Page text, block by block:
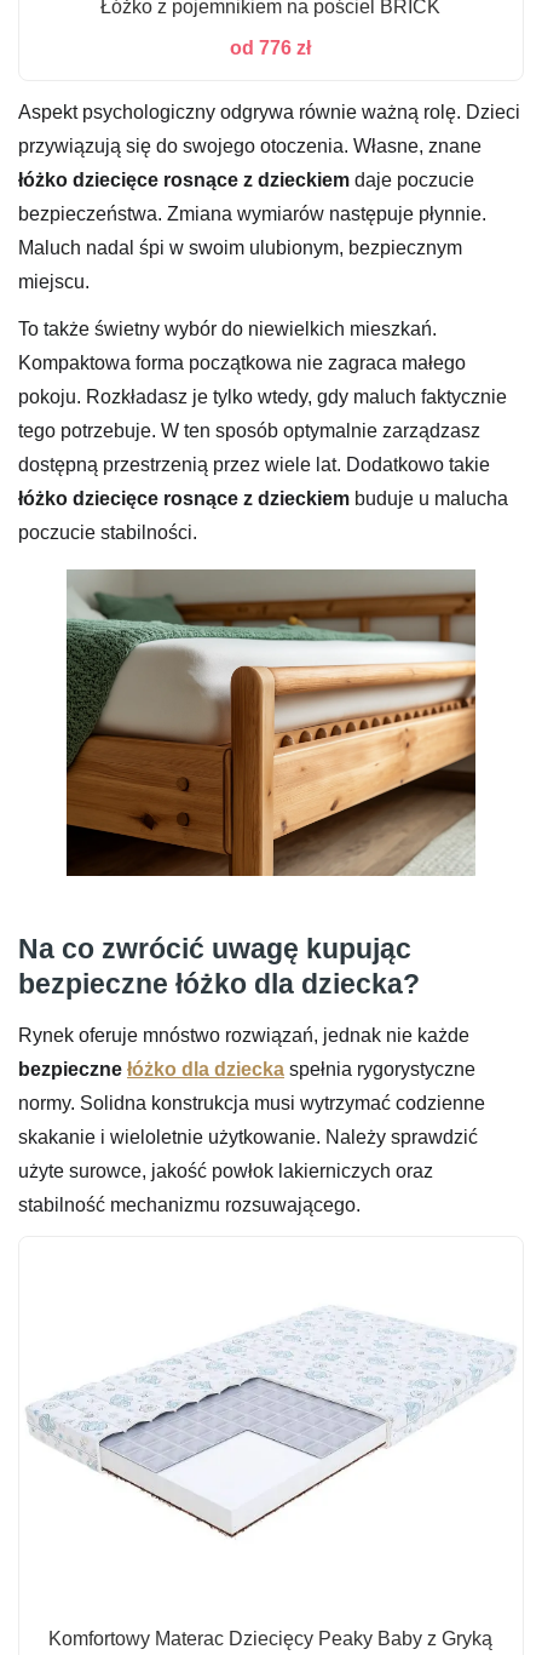
Łóżko z pojemnikiem na pościel BRICK
od776zł
Aspekt psychologiczny odgrywa równie ważną rolę. Dzieci
przywiązują się do swojego otoczenia. Własne, znane
łóżko dziecięce rosnące z dzieckiem daje poczucie
bezpieczeństwa. Zmiana wymiarów następuje płynnie.
Maluch nadal śpi w swoim ulubionym, bezpiecznym
miejscu.
To także świetny wybór do niewielkich mieszkań.
Kompaktowa forma początkowa nie zagraca małego
pokoju. Rozkładasz je tylko wtedy, gdy maluch faktycznie
tego potrzebuje. W ten sposób optymalnie zarządzasz
dostępną przestrzenią przez wiele lat. Dodatkowo takie
łóżko dziecięce rosnące z dzieckiem buduje u malucha
poczucie stabilności.
Na co zwrócić uwagę kupując
bezpieczne łóżko dla dziecka?
Rynek oferuje mnóstwo rozwiązań, jednak nie każde
bezpieczne łóżko dla dziecka spełnia rygorystyczne
normy. Solidna konstrukcja musi wytrzymać codzienne
skakanie i wieloletnie użytkowanie. Należy sprawdzić
użyte surowce, jakość powłok lakierniczych oraz
stabilność mechanizmu rozsuwającego.
Komfortowy Materac Dziecięcy Peaky Baby z Gryką